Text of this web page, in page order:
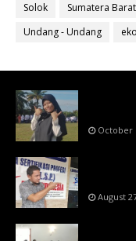
Solok
Sumatera Barat
Undang - Undang
October
August